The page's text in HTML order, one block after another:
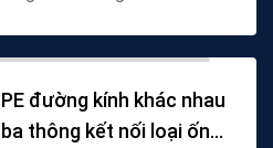
DN300 cấp SN8 để thoát ...
PE đường kính khác nhau
ba thông kết nối loại ống